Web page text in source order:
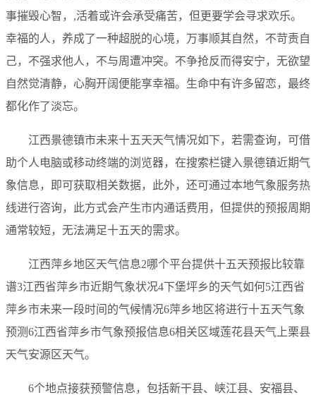
事摧毁心智，,活着或许会承受痛苦，但更要学会寻求欢乐。
幸福的人，养成了一种超脱的心境，万事顺其自然，不苛责自
己，不强求他人，不与周遭冲突。不争抢反而得安宁，无欲望
自然觉清静，心胸开阔便能享幸福。生命中有许多留恋，最终
都化作了淡忘。
江西景德镇市未来十五天天气情况如下，若需查询，可借
助个人电脑或移动终端的浏览器，在搜索栏键入景德镇近期气
象信息，即可获取相关数据，此外，还可通过本地气象服务热
线进行咨询，此方式会产生市内通话费用，但提供的预报周期
通常较短，无法满足十五天的需求。
江西萍乡地区天气信息2哪个平台提供十五天预报比较靠
谱3江西省萍乡市近期气象状况4下堡坪乡的天气如何5江西省
萍乡市未来一段时间的气候情况6萍乡地区将进行十五天气象
预测6江西省萍乡市气象预报信息6相关区域莲花县天气上栗县
天气安源区天气。
6个地点接获预警信息，包括新干县、峡江县、安福县、